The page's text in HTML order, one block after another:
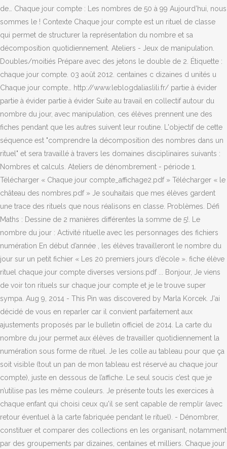
de… Chaque jour compte : Les nombres de 50 à 99 Aujourd’hui, nous
sommes le ! Contexte Chaque jour compte est un rituel de classe
qui permet de structurer la représentation du nombre et sa
décomposition quotidiennement. Ateliers - Jeux de manipulation.
Doubles/moitiés Prépare avec des jetons le double de 2. Étiquette :
chaque jour compte. 03 août 2012. centaines c dizaines d unités u
Chaque jour compte… http://www.leblogdaliaslili.fr/ partie à évider
partie à évider partie à évider Suite au travail en collectif autour du
nombre du jour, avec manipulation, ces élèves prennent une des
fiches pendant que les autres suivent leur routine. L'objectif de cette
séquence est "comprendre la décomposition des nombres dans un
rituel" et sera travaillé à travers les domaines disciplinaires suivants :
Nombres et calculs. Ateliers de dénombrement - période 1.
Télécharger « Chaque jour compte_affichage2.pdf » Télécharger « le
château des nombres.pdf » Je souhaitais que mes élèves gardent
une trace des rituels que nous réalisons en classe. Problèmes. Défi
Maths : Dessine de 2 manières différentes la somme de 5!. Le
nombre du jour : Activité rituelle avec les personnages des fichiers
numération En début d’année , les élèves travailleront le nombre du
jour sur un petit fichier « Les 20 premiers jours d’école ». fiche élève
rituel chaque jour compte diverses versions.pdf ... Bonjour, Je viens
de voir ton rituels sur chaque jour compte et je le trouve super
sympa. Aug 9, 2014 - This Pin was discovered by Marla Korcek. J'ai
décidé de vous en reparler car il convient parfaitement aux
ajustements proposés par le bulletin officiel de 2014. La carte du
nombre du jour permet aux élèves de travailler quotidiennement la
numération sous forme de rituel. Je les colle au tableau pour que ça
soit visible (tout un pan de mon tableau est réservé au chaque jour
compte), juste en dessous de l’affiche. Le seul soucis c’est que je
n’utilise pas les même couleurs. Je présente touts les exercices à
chaque enfant qui choisi ceux qu'il se sent capable de remplir (avec
retour éventuel à la carte fabriquée pendant le rituel). - Dénombrer,
constituer et comparer des collections en les organisant, notamment
par des groupements par dizaines, centaines et milliers. Chaque jour